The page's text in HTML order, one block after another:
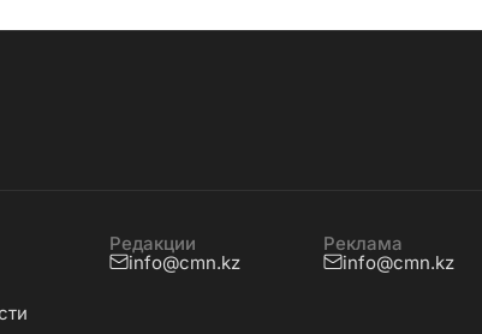
Редакции
info@cmn.kz
Реклама
info@cmn.kz